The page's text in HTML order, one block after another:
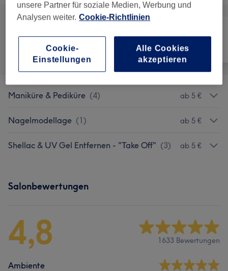
Alle
Maniküre & Pediküre (4) ab 5 €
Nagelmodellage (1) ab 5 €
Shellac & UV Gel Entfernen - "Take Off" (3) ab 5 €
Salonbewertungen
4,8 1633 Bewertungen
Ambiente
unsere Partner für soziale Medien, Werbung und
Analysen weiter. Cookie-Richtlinien
Cookie-
Einstellungen
Alle Cookies
akzeptieren